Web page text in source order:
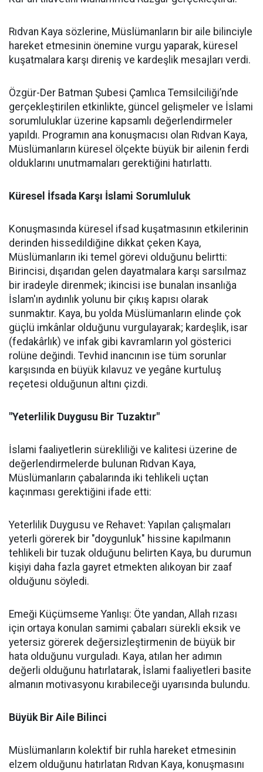
Rıdvan Kaya sözlerine, Müslümanların bir aile bilinciyle
hareket etmesinin önemine vurgu yaparak, küresel
kuşatmalara karşı direniş ve kardeşlik mesajları verdi.
Özgür-Der Batman Şubesi Çamlıca Temsilciliği’nde
gerçekleştirilen etkinlikte, güncel gelişmeler ve İslami
sorumluluklar üzerine kapsamlı değerlendirmeler
yapıldı. Programın ana konuşmacısı olan Rıdvan Kaya,
Müslümanların küresel ölçekte büyük bir ailenin ferdi
olduklarını unutmamaları gerektiğini hatırlattı.
Küresel İfsada Karşı İslami Sorumluluk
Konuşmasında küresel ifsad kuşatmasının etkilerinin
derinden hissedildiğine dikkat çeken Kaya,
Müslümanların iki temel görevi olduğunu belirtti:
Birincisi, dışarıdan gelen dayatmalara karşı sarsılmaz
bir iradeyle direnmek; ikincisi ise bunalan insanlığa
İslam'ın aydınlık yolunu bir çıkış kapısı olarak
sunmaktır. Kaya, bu yolda Müslümanların elinde çok
güçlü imkânlar olduğunu vurgulayarak; kardeşlik, isar
(fedakârlık) ve infak gibi kavramların yol gösterici
rolüne değindi. Tevhid inancının ise tüm sorunlar
karşısında en büyük kılavuz ve yegâne kurtuluş
reçetesi olduğunun altını çizdi.
"Yeterlilik Duygusu Bir Tuzaktır"
İslami faaliyetlerin sürekliliği ve kalitesi üzerine de
değerlendirmelerde bulunan Rıdvan Kaya,
Müslümanların çabalarında iki tehlikeli uçtan
kaçınması gerektiğini ifade etti:
Yeterlilik Duygusu ve Rehavet: Yapılan çalışmaları
yeterli görerek bir "doygunluk" hissine kapılmanın
tehlikeli bir tuzak olduğunu belirten Kaya, bu durumun
kişiyi daha fazla gayret etmekten alıkoyan bir zaaf
olduğunu söyledi.
Emeği Küçümseme Yanlışı: Öte yandan, Allah rızası
için ortaya konulan samimi çabaları sürekli eksik ve
yetersiz görerek değersizleştirmenin de büyük bir
hata olduğunu vurguladı. Kaya, atılan her adımın
değerli olduğunu hatırlatarak, İslami faaliyetleri basite
almanın motivasyonu kırabileceği uyarısında bulundu.
Büyük Bir Aile Bilinci
Müslümanların kolektif bir ruhla hareket etmesinin
elzem olduğunu hatırlatan Rıdvan Kaya, konuşmasını